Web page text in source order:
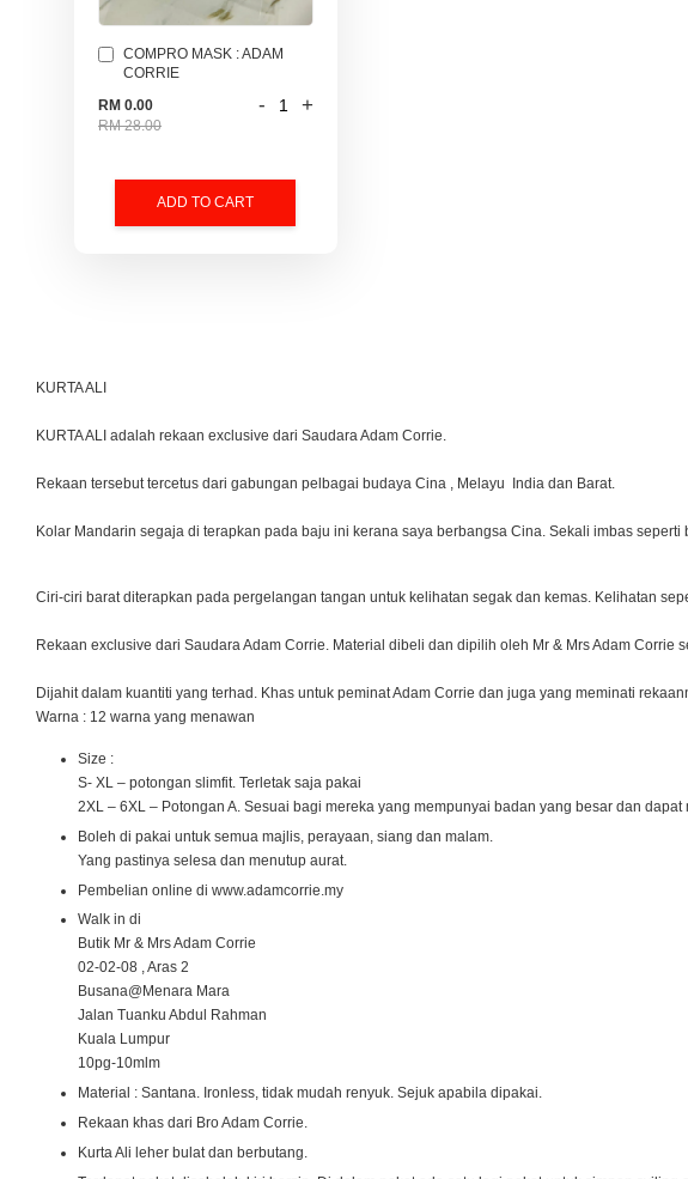
COMPRO MASK : ADAM
CORRIE
RM 0.00
RM 28.00
- +
ADD TO CART
KURTA ALI
KURTA ALI adalah rekaan exclusive dari Saudara Adam Corrie.
Rekaan tersebut tercetus dari gabungan pelbagai budaya Cina , Melayu India dan Barat.
Kolar Mandarin segaja di terapkan pada baju ini kerana saya berbangsa Cina. Sekali imbas
Ciri-ciri barat diterapkan pada pergelangan tangan untuk kelihatan segak dan kemas. Kelihatan
Rekaan exclusive dari Saudara Adam Corrie. Material dibeli dan dipilih oleh Mr & Mrs Adam
Dijahit dalam kuantiti yang terhad. Khas untuk peminat Adam Corrie dan juga yang meminati
Warna : 12 warna yang menawan
Size :
S- XL – potongan slimfit. Terletak saja pakai
2XL – 6XL – Potongan A. Sesuai bagi mereka yang mempunyai badan yang besar dan
Boleh di pakai untuk semua majlis, perayaan, siang dan malam.
Yang pastinya selesa dan menutup aurat.
Pembelian online di www.adamcorrie.my
Walk in di
Butik Mr & Mrs Adam Corrie
02-02-08 , Aras 2
Busana@Menara Mara
Jalan Tuanku Abdul Rahman
Kuala Lumpur
10pg-10mlm
Material : Santana. Ironless, tidak mudah renyuk. Sejuk apabila dipakai.
Rekaan khas dari Bro Adam Corrie.
Kurta Ali leher bulat dan berbutang.